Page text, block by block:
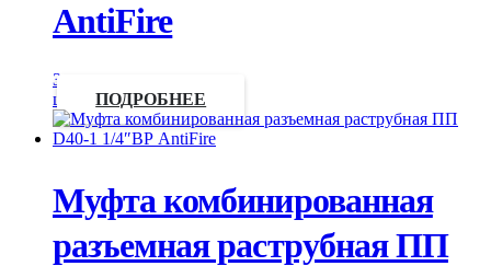
AntiFire
Запросить
цену
ПОДРОБНЕЕ
Муфта комбинированная
разъемная раструбная ПП